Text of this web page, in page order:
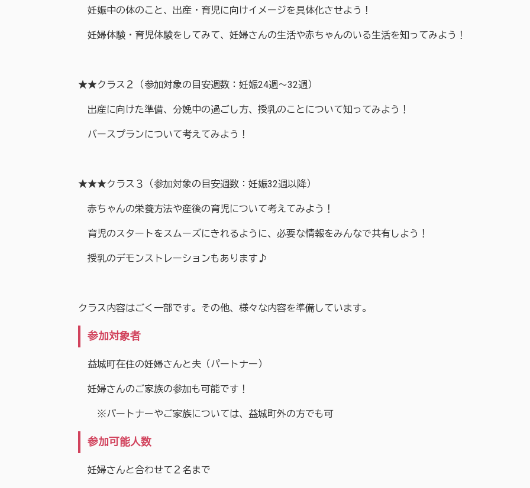
妊娠中の体のこと、出産・育児に向けイメージを具体化させよう！
妊婦体験・育児体験をしてみて、妊婦さんの生活や赤ちゃんのいる生活を知ってみよう！
★★クラス２（参加対象の目安週数：妊娠24週～32週）
出産に向けた準備、分娩中の過ごし方、授乳のことについて知ってみよう！
バースプランについて考えてみよう！
★★★クラス３（参加対象の目安週数：妊娠32週以降）
赤ちゃんの栄養方法や産後の育児について考えてみよう！
育児のスタートをスムーズにきれるように、必要な情報をみんなで共有しよう！
授乳のデモンストレーションもあります♪
クラス内容はごく一部です。その他、様々な内容を準備しています。
参加対象者
益城町在住の妊婦さんと夫（パートナー）
妊婦さんのご家族の参加も可能です！
※パートナーやご家族については、益城町外の方でも可
参加可能人数
妊婦さんと合わせて２名まで